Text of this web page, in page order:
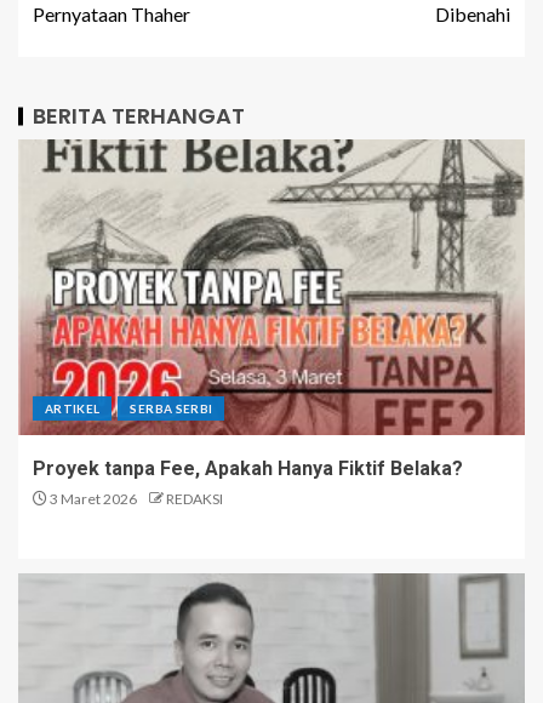
Pernyataan Thaher
Dibenahi
BERITA TERHANGAT
ARTIKEL SERBA SERBI
Proyek tanpa Fee, Apakah Hanya Fiktif Belaka?
3 Maret 2026 REDAKSI